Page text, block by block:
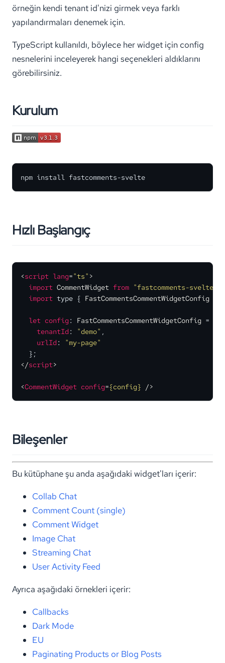
örneğin kendi tenant id'nizi girmek veya farklı
yapılandırmaları denemek için.
TypeScript kullanıldı, böylece her widget için config
nesnelerini inceleyerek hangi seçenekleri aldıklarını
görebilirsiniz.
Kurulum
npm install fastcomments-svelte
Hızlı Başlangıç
<script lang="ts" >
import CommentWidget from "fastcomments-svelte/
import type { FastCommentsCommentWidgetConfig
let config: FastCommentsCommentWidgetConfig = {
tenantId: "demo" ,
urlId:
"my-page"
</script>
<CommentWidget config={config} />
Bileşenler
Bu kütüphane şu anda aşağıdaki widget'ları içerir:
Collab Chat
Comment Count (single)
Comment Widget
Image Chat
Streaming Chat
User Activity Feed
Ayrıca aşağıdaki örnekleri içerir:
Callbacks
Dark Mode
EU
Paginating Products or Blog Posts